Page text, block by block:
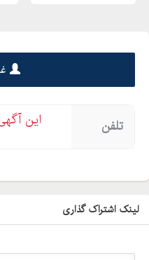
تلفن این
لینک اشتراک گذاری